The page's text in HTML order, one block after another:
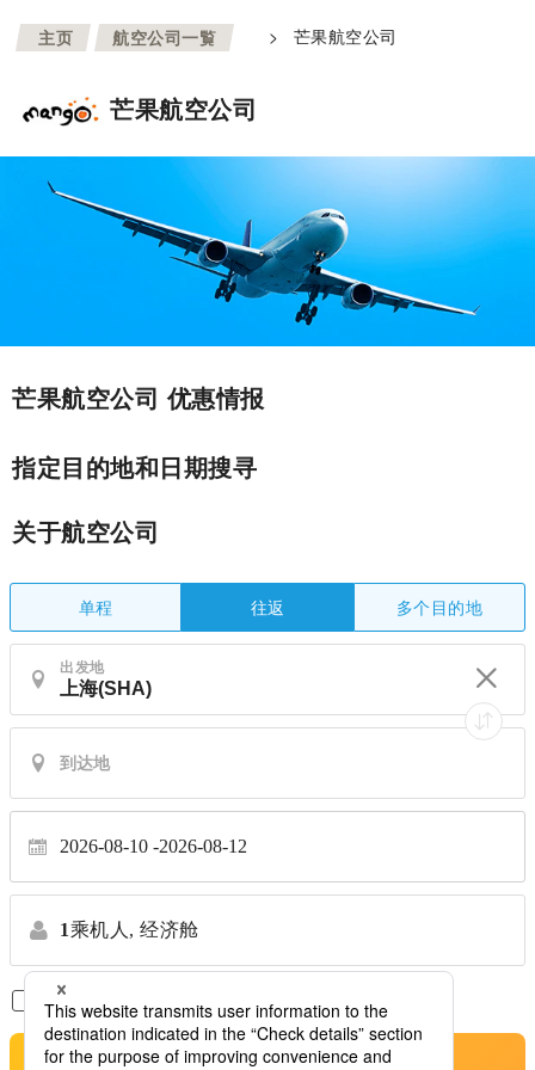
主页 >
航空公司一覧 > 芒果航空公司
芒果航空公司
芒果航空公司 优惠情报
指定目的地和日期搜寻
关于航空公司
单程 往返 多个目的地
出发地
2026-08-10 2026-08-12
1乘机人, 经济舱
仅显示直达航班
搜索